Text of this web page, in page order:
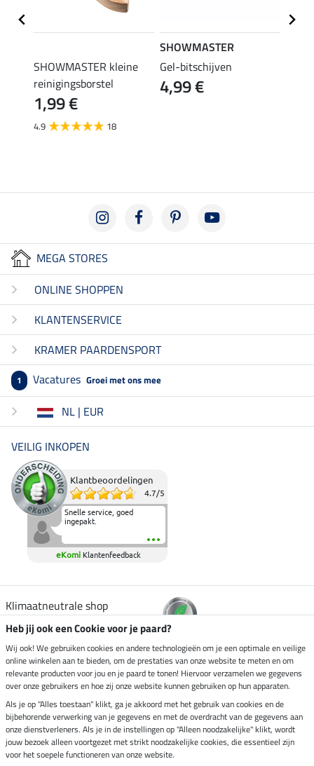
SHOWMASTER kleine
reinigingsborstel
1,99 €
4.9 18
SHOWMASTER
Gel-bitschijven
4,99 €
MEGA STORES
ONLINE SHOPPEN
KLANTENSERVICE
KRAMER PAARDENSPORT
1 Vacatures Groei met ons mee
NL | EUR
VEILIG INKOPEN
Klantbeoordelingen
4.7/5
Snelle service, goed
ingepakt.
eKomi Klantenfeedback
Klimaatneutrale shop
Verzending per
Veilig betalen met
Impressum
Heb jij ook een Cookie voor je paard?
Wij ook! We gebruiken cookies en andere technologieën om je een optimale en veilige
online winkelen aan te bieden, om de prestaties van onze website te meten en om
relevante producten voor jou en je paard te tonen! Hiervoor verzamelen we gegevens
over onze gebruikers en hoe zij onze website kunnen gebruiken op hun apparaten.
Als je op "Alles toestaan" klikt, ga je akkoord met het gebruik van cookies en de
bijbehorende verwerking van je gegevens en met de overdracht van de gegevens aan
onze dienstverleners. Als je in de instellingen op "Alleen noodzakelijke" klikt, wordt
jouw bezoek alleen voortgezet met strikt noodzakelijke cookies, die essentieel zijn
voor het soepele functioneren van onze website.